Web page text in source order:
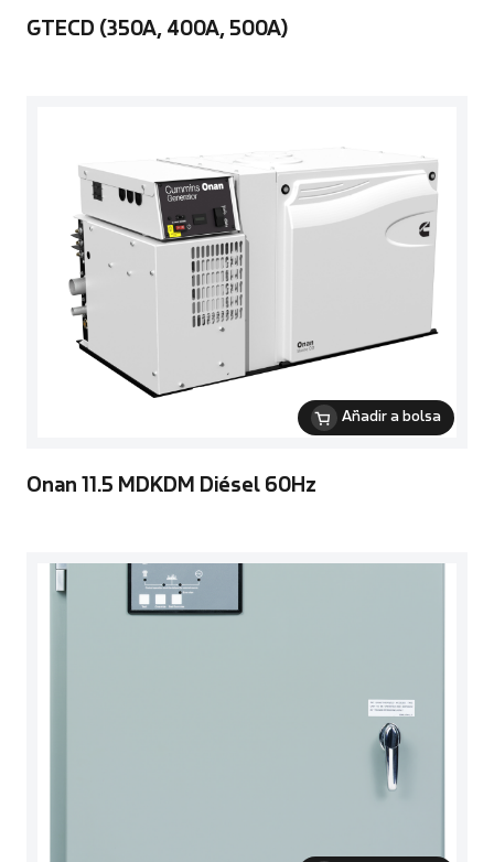
GTECD (350A, 400A, 500A)
Añadir a bolsa
Onan 11.5 MDKDM Diésel 60Hz